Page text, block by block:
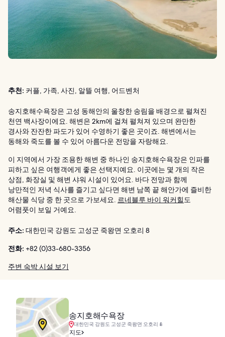
추천: 커플, 가족, 사진, 알뜰 여행, 어드벤처
송지호해수욕장은 고성 동해안의 울창한 송림을 배경으로 펼쳐진
천연 백사장이에요. 해변은 2km에 걸쳐 펼쳐져 있으며 완만한
경사와 잔잔한 파도가 있어 수영하기 좋은 곳이죠. 해변에서는
동해와 죽도를 볼 수 있어 아름다운 전망을 자랑해요.
이 지역에서 가장 조용한 해변 중 하나인 송지호해수욕장은 인파를
피하고 싶은 여행객에게 좋은 선택지예요. 이곳에는 몇 개의 작은
상점, 화장실 및 해변 샤워 시설이 있어요. 바다 전망과 함께
낭만적인 저녁 식사를 즐기고 싶다면 해변 남쪽 끝 해안가에 즐비한
해산물 식당 중 한 곳으로 가보세요. 르네블루 바이 워커힐도
어렴풋이 보일 거예요.
주소: 대한민국 강원도 고성군 죽왕면 오호리 8
전화: +82 (0)33-680-3356
주변 숙박 시설 보기
송지호해수욕장
대한민국 강원도 고성군 죽왕면 오호리 8
지도